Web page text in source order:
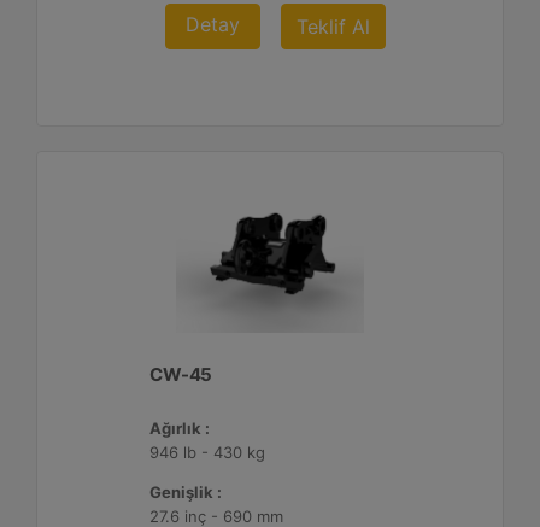
Detay Teklif Al
CW-45
Ağırlık :
946 lb - 430 kg
Genişlik :
27.6 inç - 690 mm